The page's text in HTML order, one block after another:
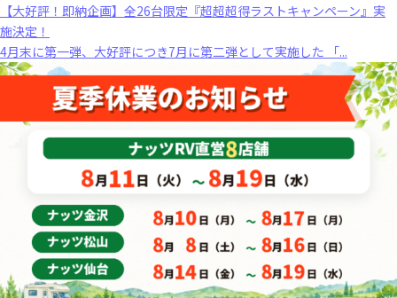
【大好評！即納企画】全26台限定『超超超得ラストキャンペーン』実
施決定！
4月末に第一弾、大好評につき7月に第二弾として実施した 「...